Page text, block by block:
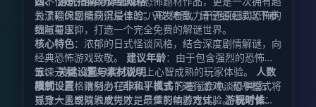
长流程的剧情向沉浸体验。开发者致力于还原日式恐怖的
细腻与压抑，打造一个完全免费的解谜世界。
为了确保您能获得最佳的“八岐”体验，请仔细阅读以下参
数与要求：
核心特色：浓郁的日式怪谈风格，结合深度剧情解谜，向
经典恐怖游戏致敬。 建议年龄：由于包含强烈的恐怖与
惊悚元素，建议18岁及以上心智成熟的玩家体验。 人数
限制：严格限制为1至2人。人多的喧闹会冲淡恐惧感，
孤身一人或双人成行才是最佳的体验方式。游玩时长：
五、 关键设置与素材说明
模式设置：请务必在非和平模式下进行游戏。和平模式将
导致大量剧情触发失败，严重影响游戏体验。视听体